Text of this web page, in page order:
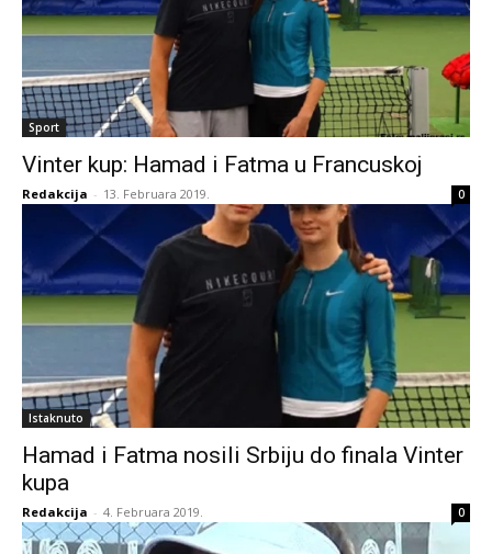
Sport
Vinter kup: Hamad i Fatma u Francuskoj
Redakcija - 13. Februara 2019. 0
Istaknuto
Hamad i Fatma nosili Srbiju do finala Vinter
kupa
Redakcija - 4. Februara 2019. 0